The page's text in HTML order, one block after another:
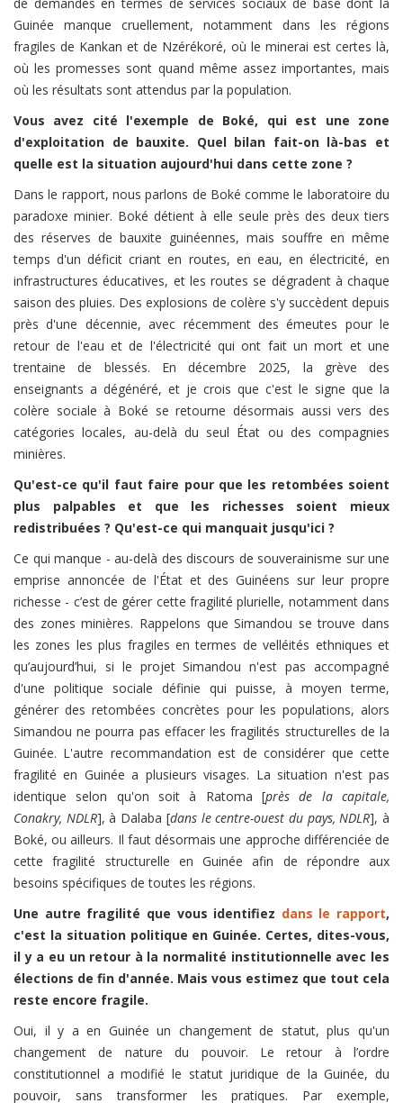
Guinée manque cruellement, notamment dans les régions
fragiles de Kankan et de Nzérékoré, où le minerai est certes là,
où les promesses sont quand même assez importantes, mais
où les résultats sont attendus par la population.
Vous avez cité l'exemple de Boké, qui est une zone
d'exploitation de bauxite. Quel bilan fait-on là-bas et
quelle est la situation aujourd'hui dans cette zone ?
Dans le rapport, nous parlons de Boké comme le laboratoire du
paradoxe minier. Boké détient à elle seule près des deux tiers
des réserves de bauxite guinéennes, mais souffre en même
temps d'un déficit criant en routes, en eau, en électricité, en
infrastructures éducatives, et les routes se dégradent à chaque
saison des pluies. Des explosions de colère s'y succèdent depuis
près d'une décennie, avec récemment des émeutes pour le
retour de l'eau et de l'électricité qui ont fait un mort et une
trentaine de blessés. En décembre 2025, la grève des
enseignants a dégénéré, et je crois que c'est le signe que la
colère sociale à Boké se retourne désormais aussi vers des
catégories locales, au-delà du seul État ou des compagnies
minières.
Qu'est-ce qu'il faut faire pour que les retombées soient
plus palpables et que les richesses soient mieux
redistribuées ? Qu'est-ce qui manquait jusqu'ici ?
Ce qui manque - au-delà des discours de souverainisme sur une
emprise annoncée de l'État et des Guinéens sur leur propre
richesse - c’est de gérer cette fragilité plurielle, notamment dans
des zones minières. Rappelons que Simandou se trouve dans
les zones les plus fragiles en termes de velléités ethniques et
qu’aujourd’hui, si le projet Simandou n'est pas accompagné
d'une politique sociale définie qui puisse, à moyen terme,
générer des retombées concrètes pour les populations, alors
Simandou ne pourra pas effacer les fragilités structurelles de la
Guinée. L'autre recommandation est de considérer que cette
fragilité en Guinée a plusieurs visages. La situation n'est pas
identique selon qu'on soit à Ratoma [près de la capitale,
Conakry, NDLR], à Dalaba [dans le centre-ouest du pays, NDLR], à
Boké, ou ailleurs. Il faut désormais une approche différenciée de
cette fragilité structurelle en Guinée afin de répondre aux
besoins spécifiques de toutes les régions.
Une autre fragilité que vous identifiez dans le rapport,
c'est la situation politique en Guinée. Certes, dites-vous,
il y a eu un retour à la normalité institutionnelle avec les
élections de fin d'année. Mais vous estimez que tout cela
reste encore fragile.
Oui, il y a en Guinée un changement de statut, plus qu'un
changement de nature du pouvoir. Le retour à l’ordre
constitutionnel a modifié le statut juridique de la Guinée, du
pouvoir, sans transformer les pratiques. Par exemple,